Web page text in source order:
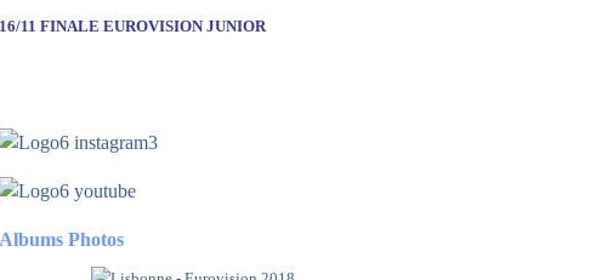
16/11 FINALE EUROVISION JUNIOR
Albums Photos